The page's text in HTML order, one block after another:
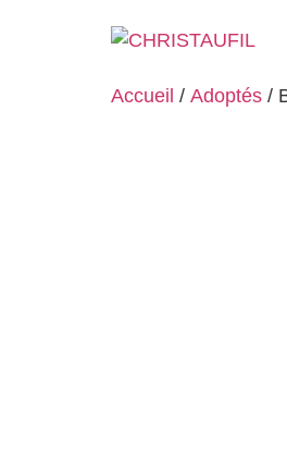
Accueil / Adoptés /